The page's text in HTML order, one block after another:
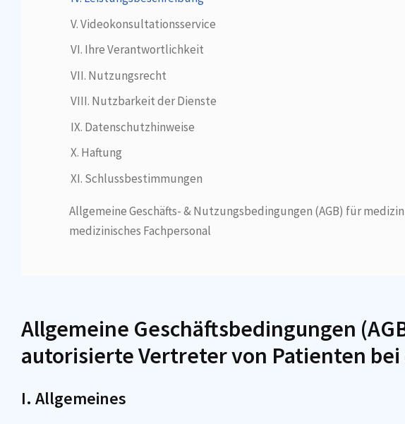
V. Videokonsultationsservice
VI. Ihre Verantwortlichkeit
VII. Nutzungsrecht
VIII. Nutzbarkeit der Dienste
IX. Datenschutzhinweise
X. Haftung
XI. Schlussbestimmungen
Allgemeine Geschäfts- & Nutzungsbedingungen (AGB) für
medizinisches Fachpersonal
Allgemeine Geschäftsbedingungen
autorisierte Vertreter von Patienten
I. Allgemeines